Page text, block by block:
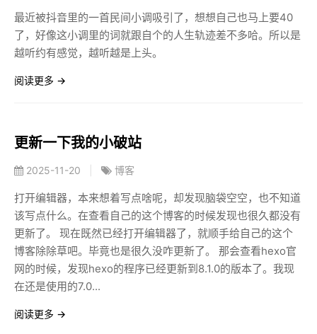
最近被抖音里的一首民间小调吸引了，想想自己也马上要40
了，好像这小调里的词就跟自个的人生轨迹差不多哈。所以是
越听约有感觉，越听越是上头。
阅读更多 →
更新一下我的小破站
2025-11-20 博客
打开编辑器，本来想着写点啥呢，却发现脑袋空空，也不知道
该写点什么。在查看自己的这个博客的时候发现也很久都没有
更新了。 现在既然已经打开编辑器了，就顺手给自己的这个
博客除除草吧。毕竟也是很久没咋更新了。 那会查看hexo官
网的时候，发现hexo的程序已经更新到8.1.0的版本了。我现
在还是使用的7.0...
阅读更多 →